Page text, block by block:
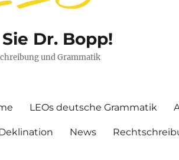
Dr. Bopp!
und Grammatik
LEOs deutsche Grammatik
News